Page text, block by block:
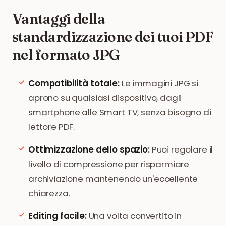
Vantaggi della
standardizzazione dei tuoi PDF
nel formato JPG
Compatibilità totale:Le immagini JPG si
aprono su qualsiasi dispositivo, dagli
smartphone alle Smart TV, senza bisogno di
lettore PDF.
Ottimizzazione dello spazio:Puoi regolare il
livello di compressione per risparmiare
archiviazione mantenendo un'eccellente
chiarezza.
Editing facile:Una volta convertito in